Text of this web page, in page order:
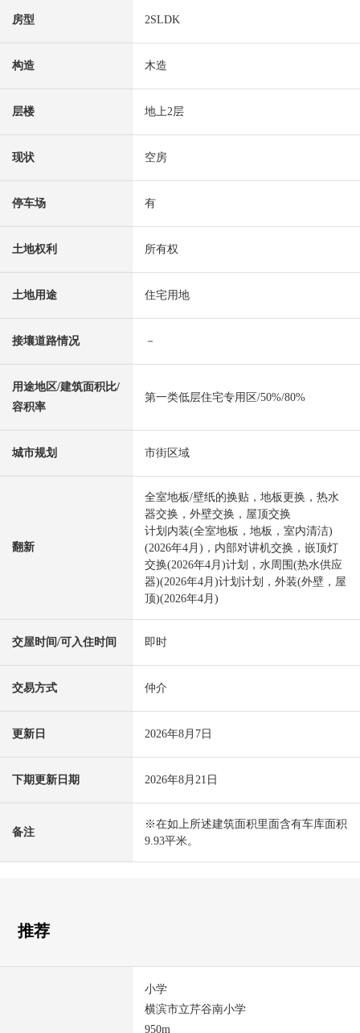
房型 2SLDK
构造 木造
层楼 地上2层
现状 空房
停车场 有
土地权利 所有权
土地用途 住宅用地
接壤道路情况 －
用途地区/建筑面积比/
容积率
第一类低层住宅专用区/50%/80%
城市规划 市街区域
翻新
全室地板/壁纸的换贴，地板更换，热水
器交换，外壁交换，屋顶交换
计划内装(全室地板，地板，室内清洁)
(2026年4月)，内部对讲机交换，嵌顶灯
交换(2026年4月)计划，水周围(热水供应
器)(2026年4月)计划计划，外装(外壁，屋
顶)(2026年4月)
交屋时间/可入住时间 即时
交易方式 仲介
更新日 2026年8月7日
下期更新日期 2026年8月21日
备注
※在如上所述建筑面积里面含有车库面积
9.93平米。
推荐
小学
横滨市立芹谷南小学
950m